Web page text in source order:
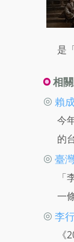
是
相
◎ 賴
今
的
◎ 臺
一
◎ 李